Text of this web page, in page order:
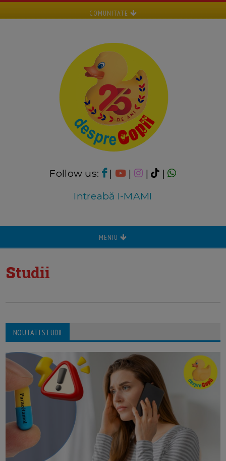
COMUNITATE
Follow us: | | |
|
Intreabă I-MAMI
MENIU
studii
NOUTATI STUDII